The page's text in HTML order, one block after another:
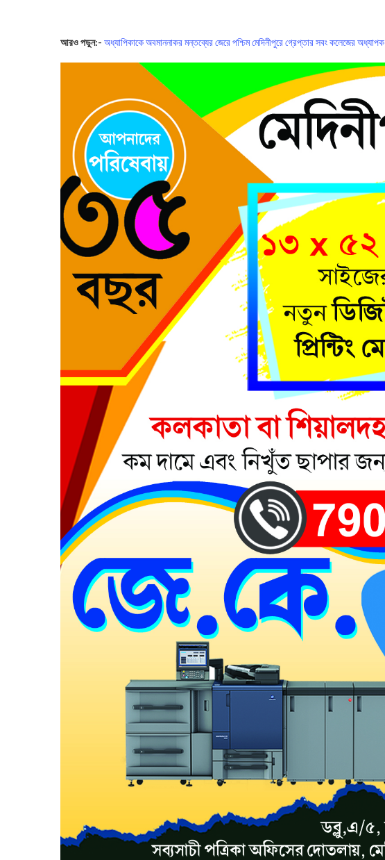
আরও পড়ুন:- অধ্যাপিকাকে অবমাননাকর মন্তব্যের জেরে পশ্চিম মেদিনীপুরে গ্রেপ্তার সবং কলেজের অধ্যাপক